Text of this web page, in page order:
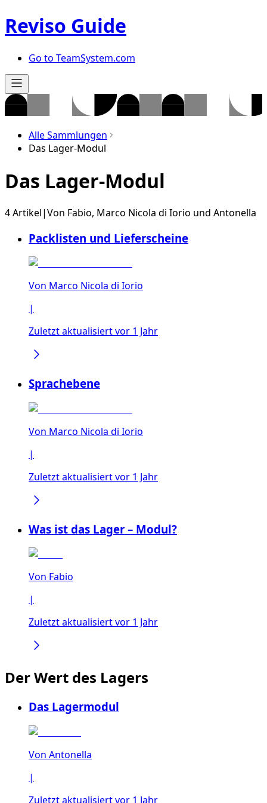
Reviso Guide
Go to TeamSystem.com
Alle Sammlungen
Das Lager-Modul
Das Lager-Modul
4 Artikel|Von Fabio, Marco Nicola di Iorio und Antonella
Packlisten und Lieferscheine
Von Marco Nicola di Iorio
|
Zuletzt aktualisiert vor 1 Jahr
Sprachebene
Von Marco Nicola di Iorio
|
Zuletzt aktualisiert vor 1 Jahr
Was ist das Lager – Modul?
Von Fabio
|
Zuletzt aktualisiert vor 1 Jahr
Der Wert des Lagers
Das Lagermodul
Von Antonella
|
Zuletzt aktualisiert vor 1 Jahr